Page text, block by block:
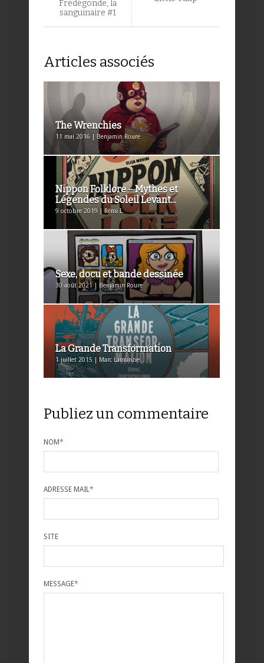
Frédégonde, la
sanguinaire #1
Articles associés
The Wrenchies
11 mai 2016 | Benjamin Roure
Nippon Folklore – Mythes et
Légendes du Soleil Levant...
9 octobre 2019 | Rémi I.
Sexe, docu et bande dessinée
30 août 2021 | Benjamin Roure
La Grande Transformation
1 juillet 2015 | Marc Lamonzie
Publiez un commentaire
NOM*
ADRESSE MAIL *
SITE
MESSAGE*